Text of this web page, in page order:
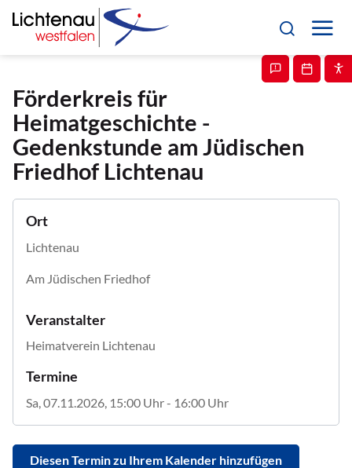
Förderkreis für
Heimatgeschichte -
Gedenkstunde am Jüdischen
Friedhof Lichtenau
Ort
Lichtenau
Am Jüdischen Friedhof
Veranstalter
Heimatverein Lichtenau
Termine
Sa, 07.11.2026 , 15:00 Uhr- 16:00 Uhr
Diesen Termin zu Ihrem Kalender hinzufügen